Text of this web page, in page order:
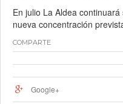
En julio La Aldea
nueva concentración
COMPARTE
Google+